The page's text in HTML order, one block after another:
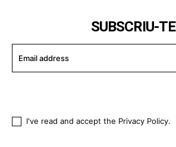
SUBSCRIU-TE
I've read and accept the Privacy Policy.